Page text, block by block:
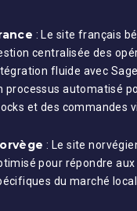
: Le site français
centralisée des
fluide avec
processus automatisé
et des commandes
: Le site
pour répondre aux
du marché local.